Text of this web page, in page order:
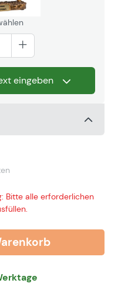
eingeben
Bitte alle erforderlichen